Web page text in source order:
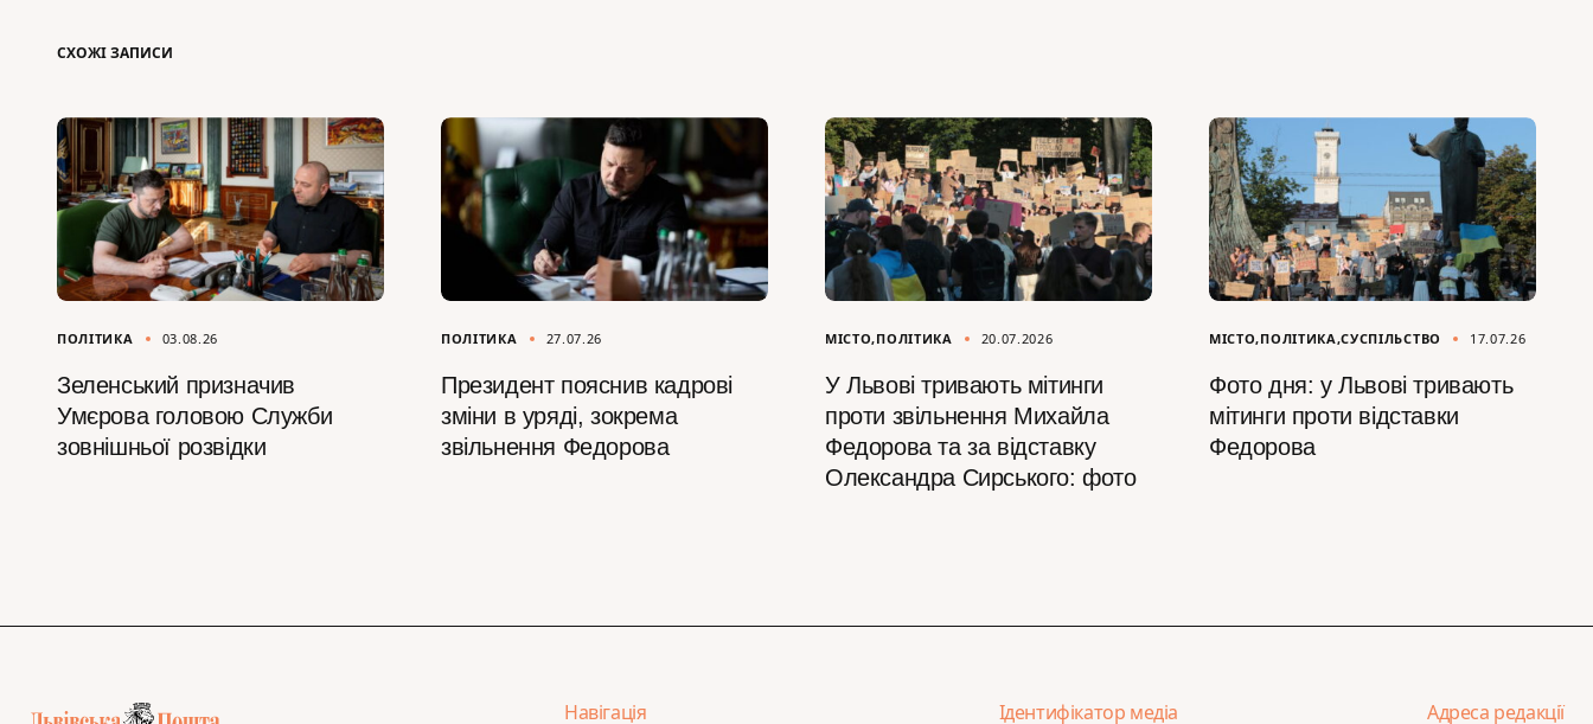
СХОЖІ ЗАПИСИ
ПОЛІТИКА 03.08.26
Зеленський призначив
Умєрова головою Служби
зовнішньої розвідки
ПОЛІТИКА 27.07.26
Президент пояснив кадрові
зміни в уряді, зокрема
звільнення Федорова
МІСТО ПОЛІТИКА 20.07.2026
У Львові тривають мітинги
проти звільнення Михайла
Федорова та за відставку
Олександра Сирського: фото
МІСТО ПОЛІТИКА СУСПІЛЬСТВО 17.07.26
Фото дня: у Львові тривають
мітинги проти відставки
Федорова
Навігація Ідентифікатор медіа Адреса редакції